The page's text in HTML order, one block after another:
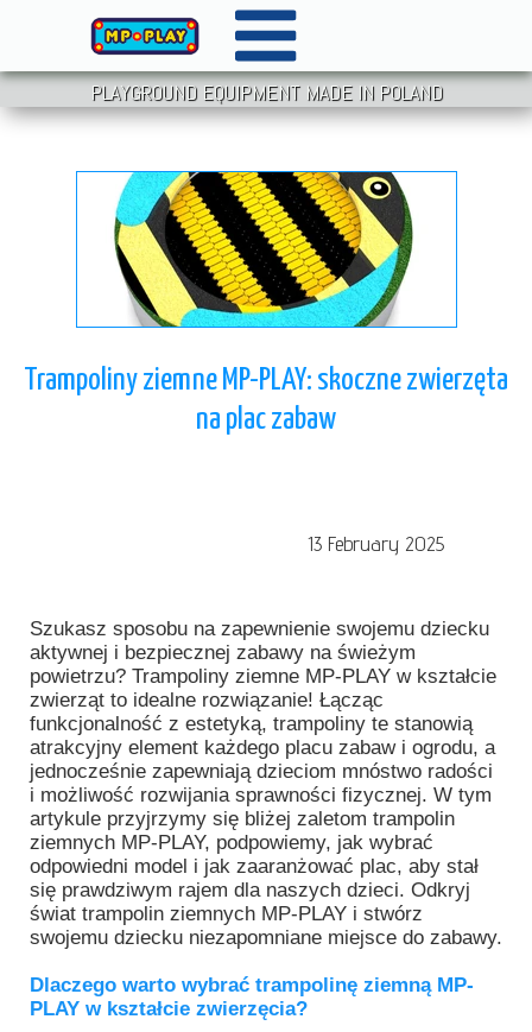
PLAYGROUND EQUIPMENT MADE IN POLAND
13 February 2025
Trampoliny ziemne MP-PLAY: skoczne zwierzęta
na plac zabaw
Szukasz sposobu na zapewnienie swojemu dziecku
aktywnej i bezpiecznej zabawy na świeżym
powietrzu? Trampoliny ziemne MP-PLAY w kształcie
zwierząt to idealne rozwiązanie! Łącząc
funkcjonalność z estetyką, trampoliny te stanowią
atrakcyjny element każdego placu zabaw i ogrodu, a
jednocześnie zapewniają dzieciom mnóstwo radości
i możliwość rozwijania sprawności fizycznej. W tym
artykule przyjrzymy się bliżej zaletom trampolin
ziemnych MP-PLAY, podpowiemy, jak wybrać
odpowiedni model i jak zaaranżować plac, aby stał
się prawdziwym rajem dla naszych dzieci. Odkryj
świat trampolin ziemnych MP-PLAY i stwórz
swojemu dziecku niezapomniane miejsce do zabawy.
Dlaczego warto wybrać trampolinę ziemną MP-
PLAY w kształcie zwierzęcia?